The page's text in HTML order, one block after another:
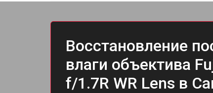
Восстановление
влаги объектива
f/1.7R WR Lens в